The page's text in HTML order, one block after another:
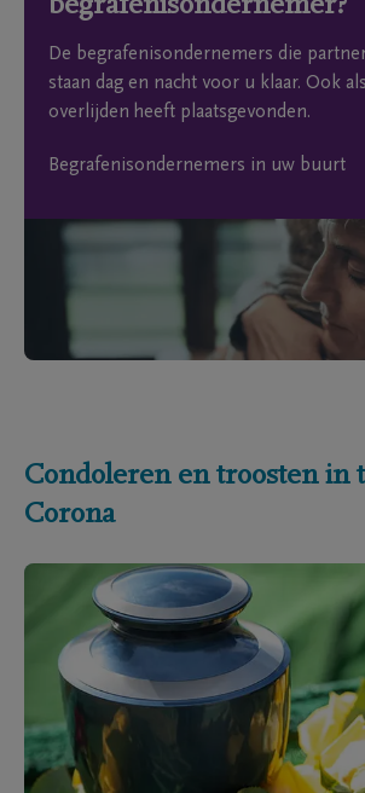
begrafenisondernemer?
De begrafenisondernemers die
staan dag en nacht voor u klaar. Ook
overlijden heeft plaatsgevonden.
Begrafenisondernemers in uw buurt
Condoleren en troosten in
Corona